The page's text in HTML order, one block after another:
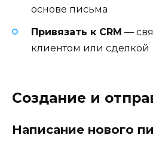
основе письма
Привязать к CRM —
клиентом или сделкой
Создание и
Написание нового